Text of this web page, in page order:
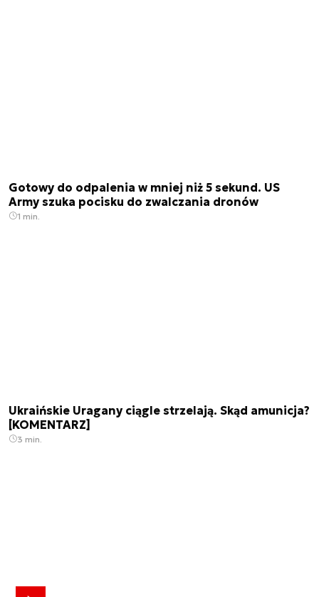
Gotowy do odpalenia w mniej niż 5 sekund. US
Army szuka pocisku do zwalczania dronów
1 min.
Ukraińskie Uragany ciągle strzelają. Skąd amunicja?
[KOMENTARZ]
3 min.